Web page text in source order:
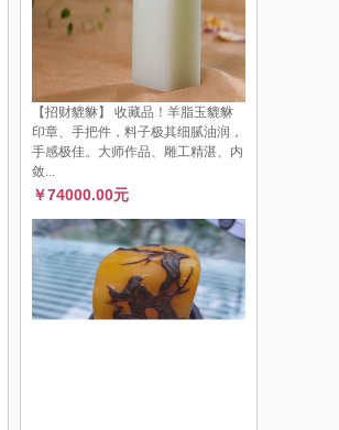
【招财貔貅】 收藏品！羊脂玉貔貅
印章、手把件，料子极其细腻油润，
手感极佳。大师作品、雕工精湛、内
敛...
￥74000.00元